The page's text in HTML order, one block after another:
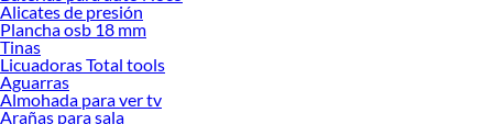
Cesto de ropa
Planchadora de ropa
Lejia
Limpia vidrios
Paños absorbentes
Alicates de presión
Plancha osb 18 mm
Tinas
Licuadoras Total tools
Aguarras
Almohada para ver tv
Arañas para sala